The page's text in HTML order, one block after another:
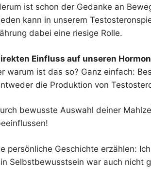
ist schon der Gedanke an
kann in unserem
dabei eine riesige Rolle.
Einfluss auf unseren
warum ist das so? Ganz einfach:
die Produktion von
bewusste Auswahl deiner
persönliche Geschichte erzählen:
Selbstbewusstsein war auch nicht